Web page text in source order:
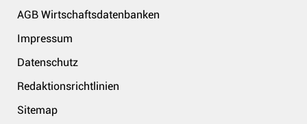
AGB Wirtschaftsdatenbanken
Impressum
Datenschutz
Redaktionsrichtlinien
Sitemap